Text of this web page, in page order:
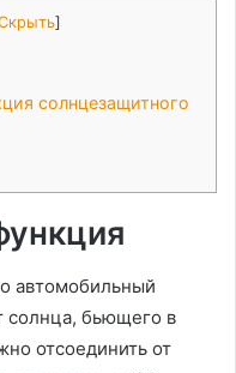
]
солнцезащитного
автомобильный
солнца, бьющего в
отсоединить от